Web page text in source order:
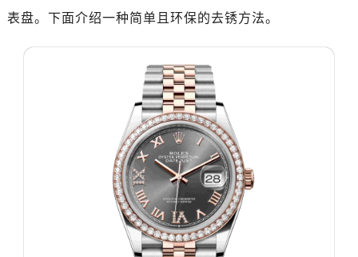
表盘。下面介绍一种简单且环保的去锈方法。